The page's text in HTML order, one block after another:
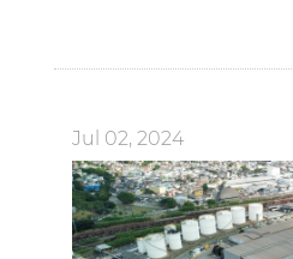
Jul 02, 2024